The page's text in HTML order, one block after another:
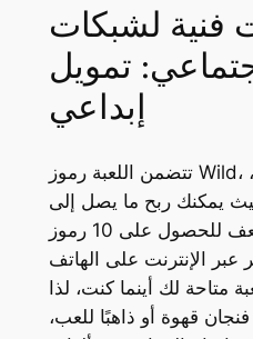
لشبكات
تمويل
إبداعي
تتضمن اللعبة رموز Wild، ومكافأة مضاعفة محسّنة،
حيث يمكنك ربح ما يصل إلى
200 ضعف للحصول على 10 رموز Scatter. سهولة
عبر الإنترنت على الهاتف
متاحة لك أينما كنت، لذا
قهوة أو ذاهبًا للعب،